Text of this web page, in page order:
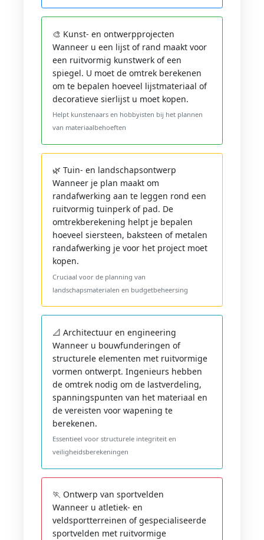
🎨 Kunst- en ontwerpprojecten
Wanneer u een lijst of rand maakt voor
een ruitvormig kunstwerk of een
spiegel. U moet de omtrek berekenen
om te bepalen hoeveel lijstmateriaal of
decoratieve sierlijst u moet kopen.
Helpt kunstenaars en hobbyisten bij het plannen
van materiaalbehoeften
🌿 Tuin- en landschapsontwerp
Wanneer je plan maakt om
randafwerking aan te leggen rond een
ruitvormig tuinperk of pad. De
omtrekberekening helpt je bepalen
hoeveel siersteen, baksteen of metalen
randafwerking je voor het project moet
kopen.
Cruciaal voor de planning van
landschapsmaterialen en budgetbeheersing
📐 Architectuur en engineering
Wanneer u bouwfunderingen of
structurele elementen met ruitvormige
vormen ontwerpt. Ingenieurs hebben
de omtrek nodig om de lastverdeling,
spanningspunten van het materiaal en
de vereisten voor wapening te
berekenen.
Essentieel voor structurele integriteit en
veiligheidsberekeningen
🏃 Ontwerp van sportvelden
Wanneer u atletiek- en
veldsportterreinen of gespecialiseerde
sportvelden met ruitvormige